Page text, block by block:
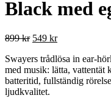
Black med
899kr 549 kr
Swayers trådlösa in ear-
med musik: lätta, vattentät
batteritid, fullständig
ljudkvalitet.